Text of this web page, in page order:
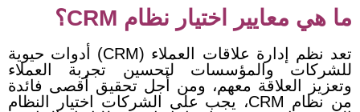
ما هي معايير اختيار نظام CRM؟
تعد نظم إدارة علاقات العملاء (CRM) أدوات حيوية
للشركات والمؤسسات لتحسين تجربة العملاء
وتعزيز العلاقة معهم، ومن أجل تحقيق أقصى فائدة
من نظام CRM، يجب على الشركات اختيار النظام